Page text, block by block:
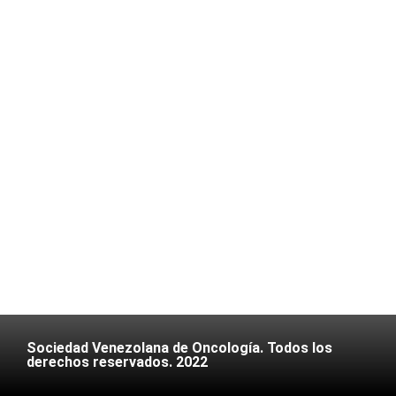
Sociedad Venezolana de Oncología. Todos los
derechos reservados. 2022